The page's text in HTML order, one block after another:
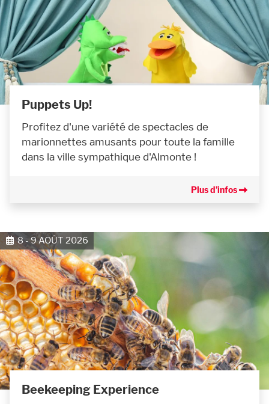
Puppets Up!
Profitez d'une variété de spectacles de
marionnettes amusants pour toute la famille
dans la ville sympathique d'Almonte !
Plus d’infos
8 - 9 AOÛT 2026
Beekeeping Experience